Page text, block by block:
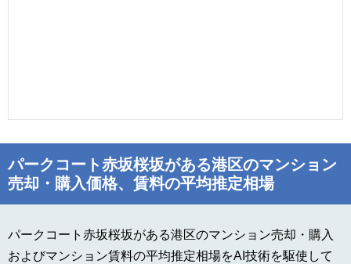
パークコート赤坂桜坂がある港区のマンション
売却・購入価格、賃料の平均推定相場
パークコート赤坂桜坂がある港区のマンション売却・購入
およびマンション賃料の平均推定相場をAI技術を駆使して